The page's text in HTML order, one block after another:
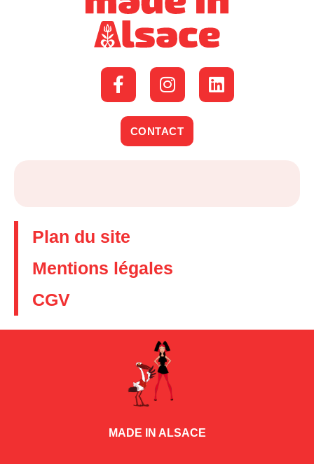
CONTACT
Plan du site
Mentions légales
CGV
MADE IN ALSACE